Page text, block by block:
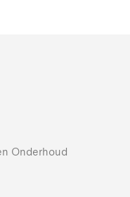
Onderhoud